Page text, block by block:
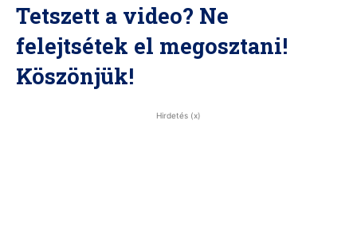
Tetszett a video? Ne
felejtsétek el megosztani!
Köszönjük!
Hirdetés (x)